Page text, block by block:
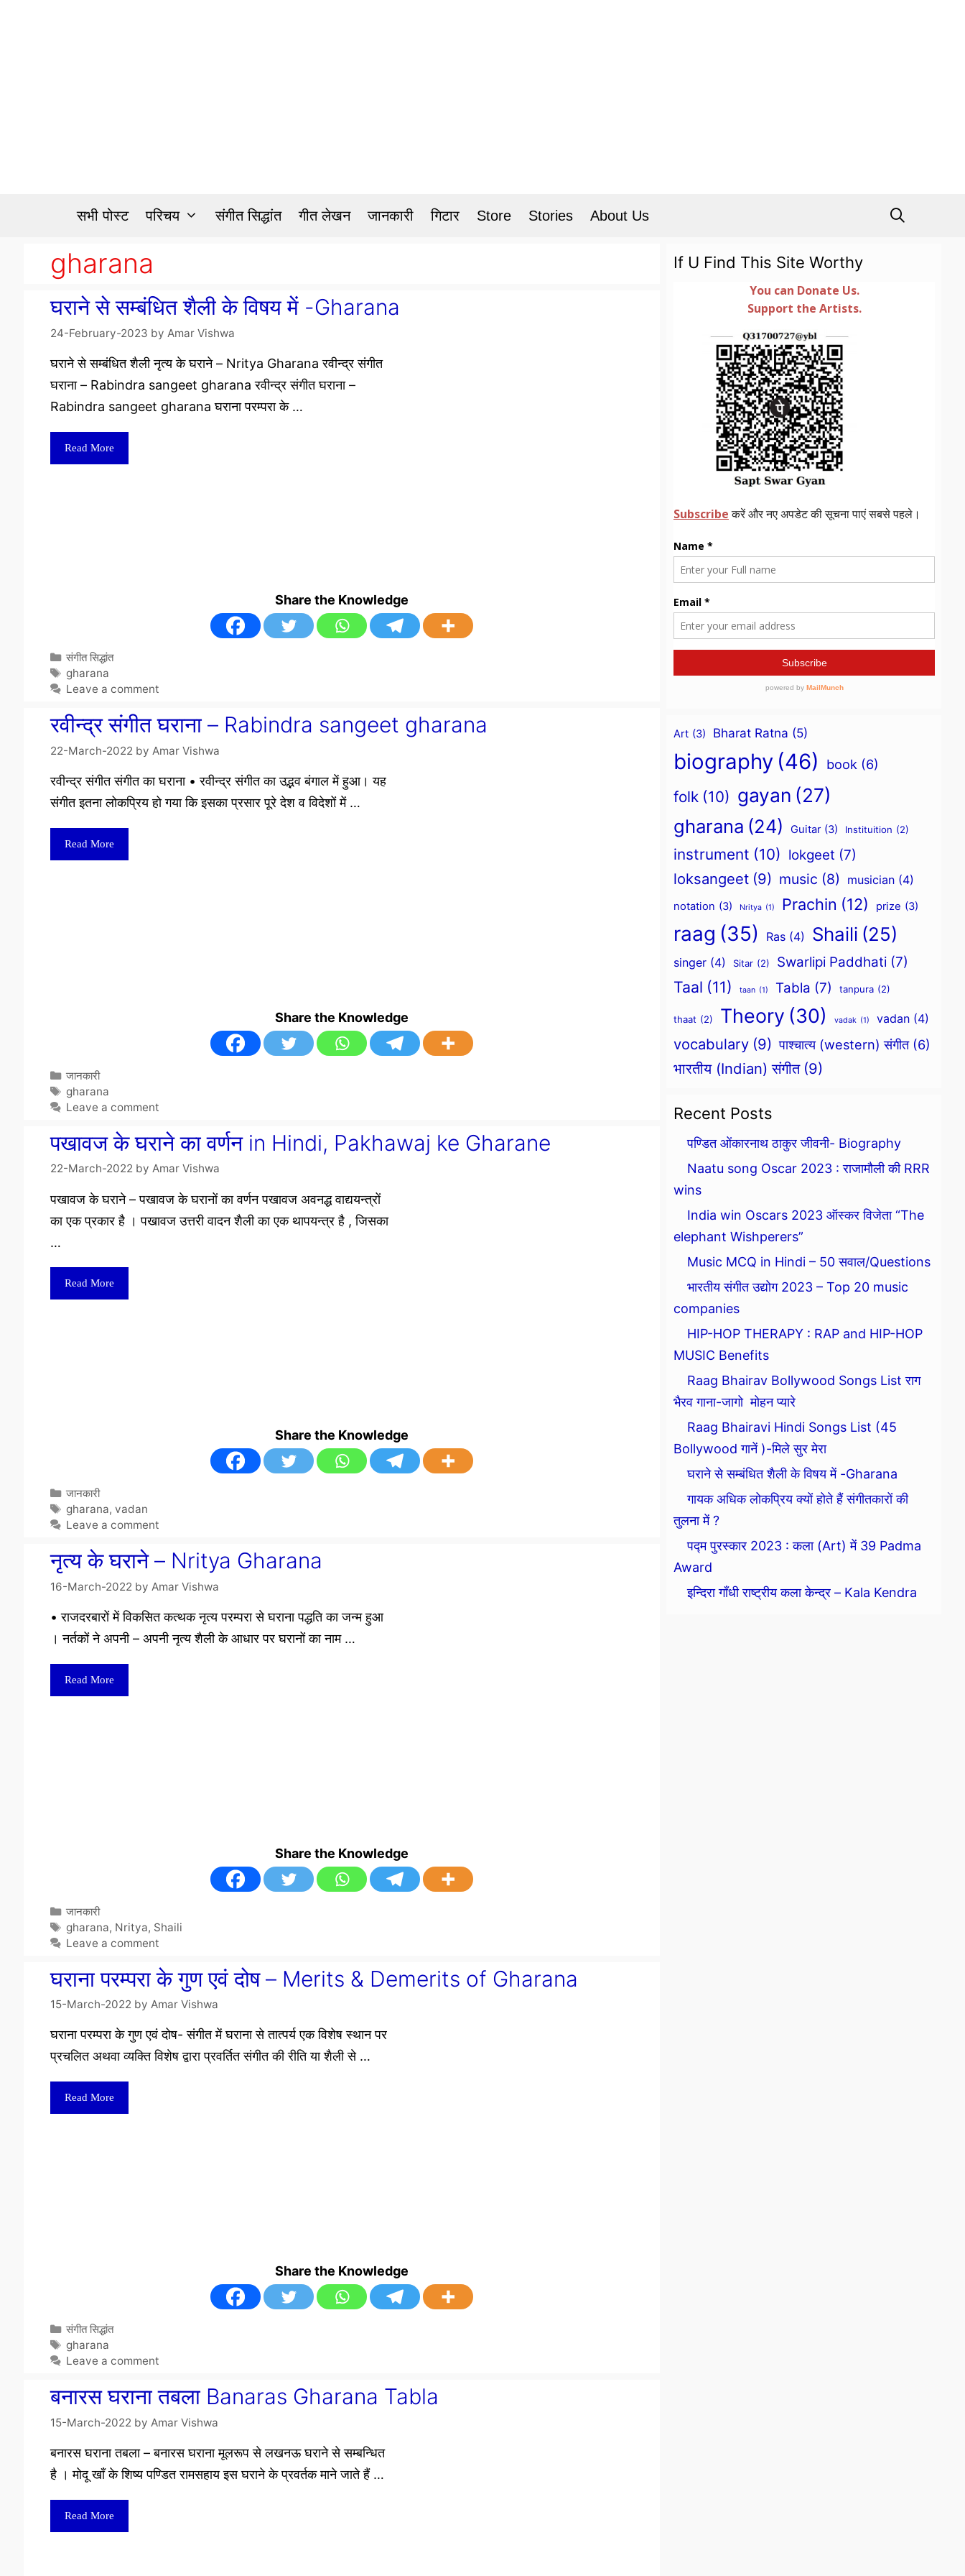
सभी पोस्ट परिचय संगीत सिद्धांत गीत लेखन जानकारी गिटार Store Stories About Us
gharana
घराने से सम्बंधित शैली के विषय में -Gharana
24-February-2023 by Amar Vishwa
घराने से सम्बंधित शैली नृत्य के घराने – Nritya Gharana रवीन्द्र संगीत
घराना – Rabindra sangeet gharana रवीन्द्र संगीत घराना –
Rabindra sangeet gharana घराना परम्परा के …
Read More
Share the Knowledge
Categories
संगीत सिद्धांत
Tags
gharana
Leave a comment
रवीन्द्र संगीत घराना – Rabindra sangeet gharana
22-March-2022 by Amar Vishwa
रवीन्द्र संगीत संगीत का घराना • रवीन्द्र संगीत का उद्भव बंगाल में हुआ। यह
संगीत इतना लोकप्रिय हो गया कि इसका प्रसार पूरे देश व विदेशों में …
Read More
Share the Knowledge
Categories
जानकारी
Tags
gharana
Leave a comment
पखावज के घराने का वर्णन in Hindi, Pakhawaj ke Gharane
22-March-2022 by Amar Vishwa
पखावज के घराने – पखावज के घरानों का वर्णन पखावज अवनद्ध वाद्ययन्त्रों
का एक प्रकार है । पखावज उत्तरी वादन शैली का एक थापयन्त्र है , जिसका
…
Read More
Share the Knowledge
Categories
जानकारी
Tags
gharana, vadan
Leave a comment
नृत्य के घराने – Nritya Gharana
16-March-2022 by Amar Vishwa
• राजदरबारों में विकसित कत्थक नृत्य परम्परा से घराना पद्धति का जन्म हुआ
। नर्तकों ने अपनी – अपनी नृत्य शैली के आधार पर घरानों का नाम …
Read More
Share the Knowledge
Categories
जानकारी
Tags
gharana, Nritya, Shaili
Leave a comment
घराना परम्परा के गुण एवं दोष – Merits & Demerits of Gharana
15-March-2022 by Amar Vishwa
घराना परम्परा के गुण एवं दोष- संगीत में घराना से तात्पर्य एक विशेष स्थान पर
प्रचलित अथवा व्यक्ति विशेष द्वारा प्रवर्तित संगीत की रीति या शैली से …
Read More
Share the Knowledge
Categories
संगीत सिद्धांत
Tags
gharana
Leave a comment
बनारस घराना तबला Banaras Gharana Tabla
15-March-2022 by Amar Vishwa
बनारस घराना तबला – बनारस घराना मूलरूप से लखनऊ घराने से सम्बन्धित
है । मोदू खाँ के शिष्य पण्डित रामसहाय इस घराने के प्रवर्तक माने जाते हैं …
Read More
If U Find This Site Worthy
Art (3) Bharat Ratna (5)
biography (46) book (6)
folk (10) gayan (27)
gharana (24) Guitar (3) Instituition (2)
instrument (10) lokgeet (7)
loksangeet (9) music (8) musician (4)
notation (3) Nritya (1) Prachin (12) prize (3)
raag (35) Ras (4) Shaili (25)
singer (4) Sitar (2) Swarlipi Paddhati (7)
Taal (11) taan (1) Tabla (7) tanpura (2)
thaat (2) Theory (30) vadak (1) vadan (4)
vocabulary (9) पाश्चात्य (western) संगीत (6)
भारतीय (Indian) संगीत (9)
Recent Posts
पण्डित ओंकारनाथ ठाकुर जीवनी- Biography
Naatu song Oscar 2023 : राजामौली की RRR
wins
India win Oscars 2023 ऑस्कर विजेता “The
elephant Wishperers”
Music MCQ in Hindi – 50 सवाल/Questions
भारतीय संगीत उद्योग 2023 – Top 20 music
companies
HIP-HOP THERAPY : RAP and HIP-HOP
MUSIC Benefits
Raag Bhairav Bollywood Songs List राग
भैरव गाना-जागो मोहन प्यारे
Raag Bhairavi Hindi Songs List (45
Bollywood गानें )-मिले सुर मेरा
घराने से सम्बंधित शैली के विषय में -Gharana
गायक अधिक लोकप्रिय क्यों होते हैं संगीतकारों की
तुलना में ?
पद्म पुरस्कार 2023 : कला (Art) में 39 Padma
Award
इन्दिरा गाँधी राष्ट्रीय कला केन्द्र – Kala Kendra